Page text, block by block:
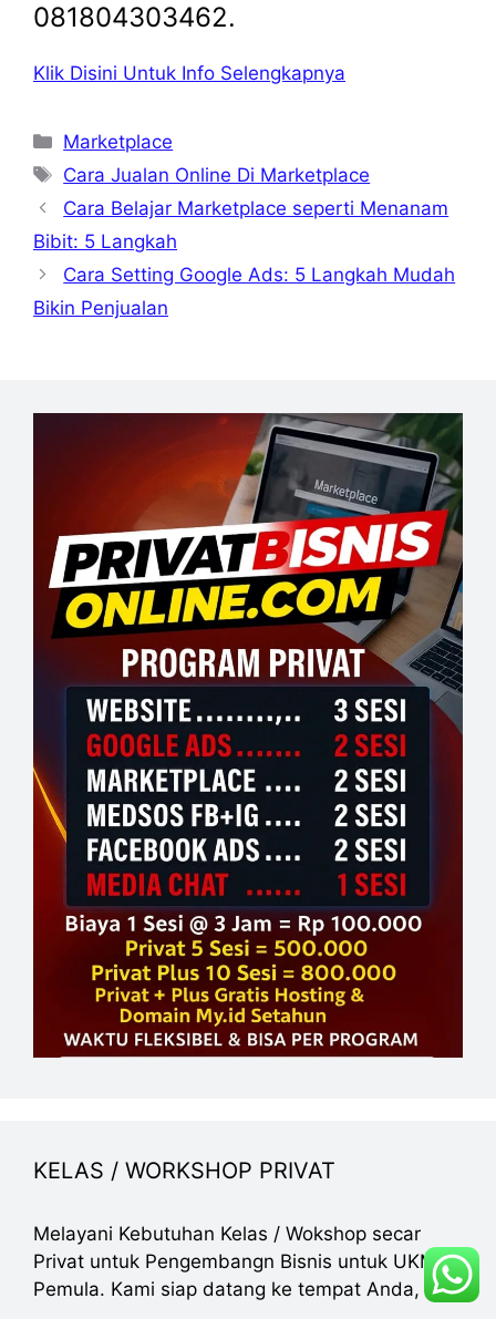
081804303462.
Klik Disini Untuk Info Selengkapnya
Kategori
Marketplace
Tag
Cara Jualan Online Di Marketplace
Cara Belajar Marketplace seperti Menanam
Bibit: 5 Langkah
Cara Setting Google Ads: 5 Langkah Mudah
Bikin Penjualan
KELAS / WORKSHOP PRIVAT
Melayani Kebutuhan Kelas / Wokshop secar
Privat untuk Pengembangn Bisnis untuk UKM &
Pemula. Kami siap datang ke tempat Anda,